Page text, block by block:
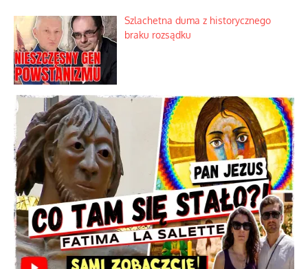
Szlachetna duma z historycznego
braku rozsądku